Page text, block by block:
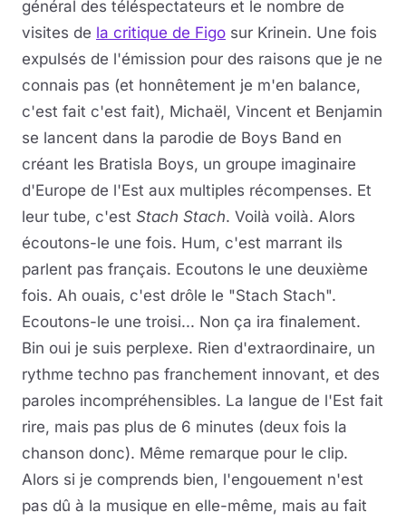
général des téléspectateurs et le nombre de
visites de la critique de Figo sur Krinein. Une fois
expulsés de l'émission pour des raisons que je ne
connais pas (et honnêtement je m'en balance,
c'est fait c'est fait), Michaël, Vincent et Benjamin
se lancent dans la parodie de Boys Band en
créant les Bratisla Boys, un groupe imaginaire
d'Europe de l'Est aux multiples récompenses. Et
leur tube, c'est Stach Stach. Voilà voilà. Alors
écoutons-le une fois. Hum, c'est marrant ils
parlent pas français. Ecoutons le une deuxième
fois. Ah ouais, c'est drôle le "Stach Stach".
Ecoutons-le une troisi... Non ça ira finalement.
Bin oui je suis perplexe. Rien d'extraordinaire, un
rythme techno pas franchement innovant, et des
paroles incompréhensibles. La langue de l'Est fait
rire, mais pas plus de 6 minutes (deux fois la
chanson donc). Même remarque pour le clip.
Alors si je comprends bien, l'engouement n'est
pas dû à la musique en elle-même, mais au fait